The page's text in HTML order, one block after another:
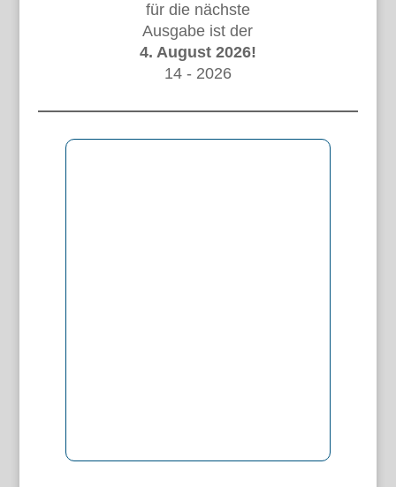
für die nächste
Ausgabe ist der
4. August 2026!
14 - 2026